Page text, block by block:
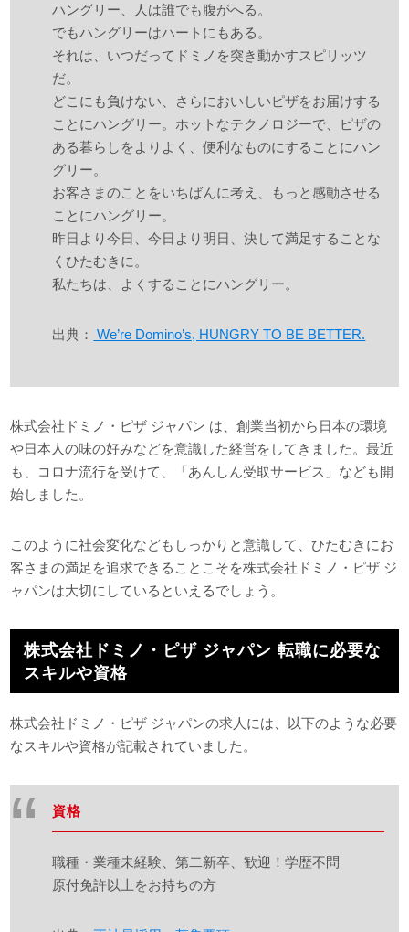
ハングリー、人は誰でも腹がへる。
でもハングリーはハートにもある。
それは、いつだってドミノを突き動かすスピリッツ
だ。
どこにも負けない、さらにおいしいピザをお届けする
ことにハングリー。ホットなテクノロジーで、ピザの
ある暮らしをよりよく、便利なものにすることにハン
グリー。
お客さまのことをいちばんに考え、もっと感動させる
ことにハングリー。
昨日より今日、今日より明日、決して満足することな
くひたむきに。
私たちは、よくすることにハングリー。
出典： We’re Domino’s, HUNGRY TO BE BETTER.
株式会社ドミノ・ピザ ジャパン は、創業当初から日本の環境
や日本人の味の好みなどを意識した経営をしてきました。最近
も、コロナ流行を受けて、「あんしん受取サービス」なども開
始しました。
このように社会変化などもしっかりと意識して、ひたむきにお
客さまの満足を追求できることこそを株式会社ドミノ・ピザ ジ
ャパンは大切にしているといえるでしょう。
株式会社ドミノ・ピザ ジャパン 転職に必要な
スキルや資格
株式会社ドミノ・ピザ ジャパンの求人には、以下のような必要
なスキルや資格が記載されていました。
資格
職種・業種未経験、第二新卒、歓迎！学歴不問
原付免許以上をお持ちの方